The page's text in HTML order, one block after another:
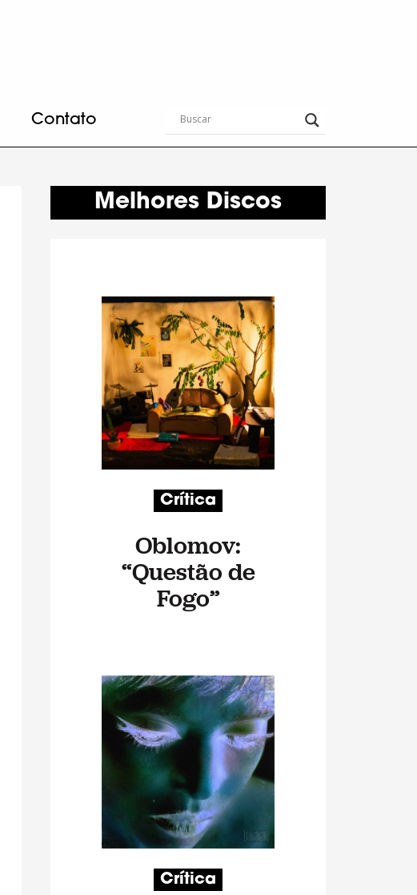
Contato
Melhores Discos
Crítica
Oblomov:
“Questão de
Fogo”
Crítica